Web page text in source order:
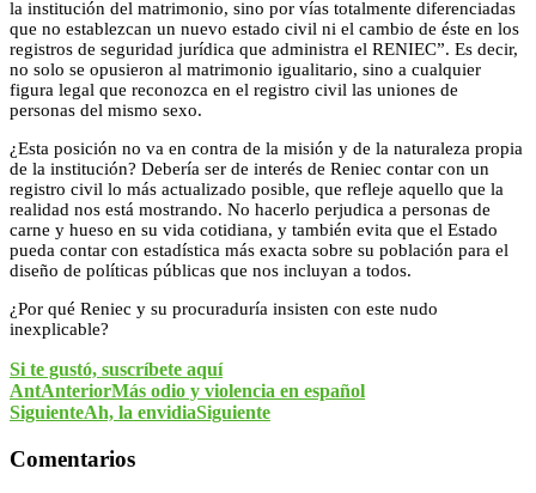
la institución del matrimonio, sino por vías totalmente diferenciadas
que no establezcan un nuevo estado civil ni el cambio de éste en los
registros de seguridad jurídica que administra el RENIEC”. Es decir,
no solo se opusieron al matrimonio igualitario, sino a cualquier
figura legal que reconozca en el registro civil las uniones de
personas del mismo sexo.
¿Esta posición no va en contra de la misión y de la naturaleza propia
de la institución? Debería ser de interés de Reniec contar con un
registro civil lo más actualizado posible, que refleje aquello que la
realidad nos está mostrando. No hacerlo perjudica a personas de
carne y hueso en su vida cotidiana, y también evita que el Estado
pueda contar con estadística más exacta sobre su población para el
diseño de políticas públicas que nos incluyan a todos.
¿Por qué Reniec y su procuraduría insisten con este nudo
inexplicable?
Si te gustó, suscríbete aquí
AntAnteriorMás odio y violencia en español
SiguienteAh, la envidiaSiguiente
Comentarios